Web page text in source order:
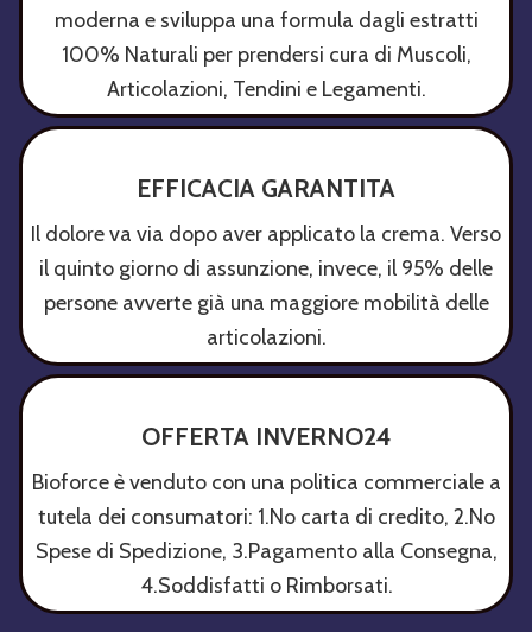
moderna e sviluppa una formula dagli estratti
100% Naturali per prendersi cura di Muscoli,
Articolazioni, Tendini e Legamenti.
EFFICACIA GARANTITA
Il dolore va via dopo aver applicato la crema. Verso
il quinto giorno di assunzione, invece, il 95% delle
persone avverte già una maggiore mobilità delle
articolazioni.
OFFERTA INVERNO24
Bioforce è venduto con una politica commerciale a
tutela dei consumatori: 1.No carta di credito, 2.No
Spese di Spedizione, 3.Pagamento alla Consegna,
4.Soddisfatti o Rimborsati.